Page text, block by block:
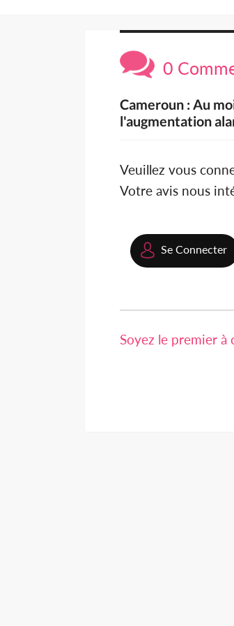
0
Cameroun : Au
l'augmentation
Veuillez vous
Votre avis nous
Se Connecter
Soyez le premier